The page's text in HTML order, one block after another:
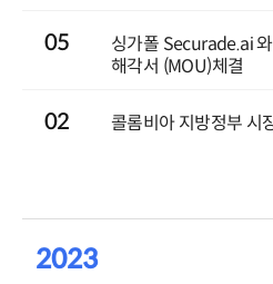
05
싱가폴 Securade.ai
해각서 (MOU)체결
02 콜롬비아 지방정부 시
2023